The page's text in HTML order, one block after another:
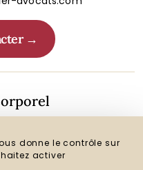
donne le contrôle sur
activer